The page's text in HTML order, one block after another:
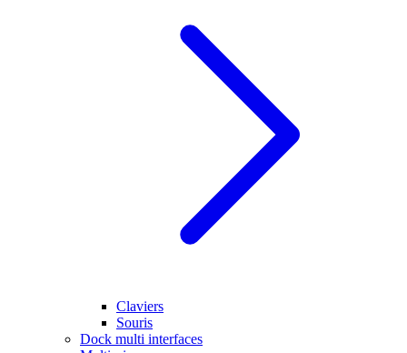
Claviers
Souris
Dock multi interfaces